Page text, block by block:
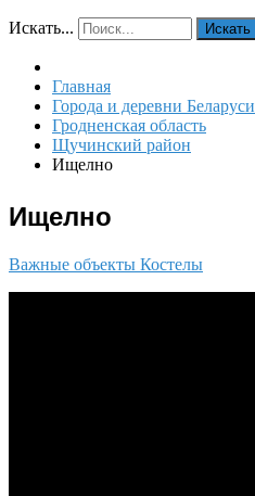
Искать... Искать
Главная
Города и деревни Беларуси
Гродненская область
Щучинский район
Ищелно
Ищелно
Важные объекты Костелы